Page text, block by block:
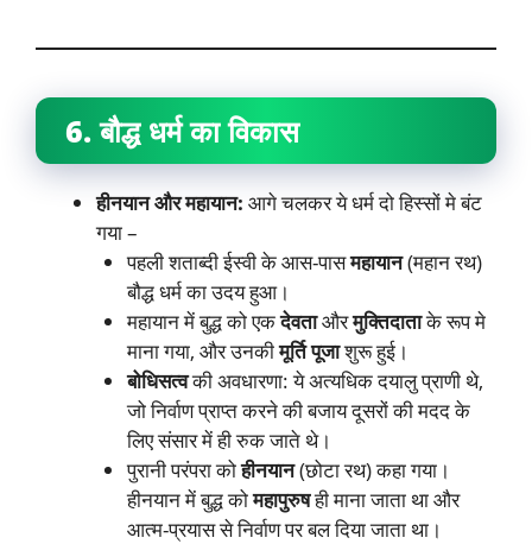
6. बौद्ध धर्म का विकास
हीनयान और महायान: आगे चलकर ये धर्म दो हिस्सों मे बंट
गया –
पहली शताब्दी ईस्वी के आस-पासमहायान(महान रथ)
बौद्ध धर्म का उदय हुआ।
महायान में बुद्ध को एकदेवताऔरमुक्तिदाताके रूप मे
माना गया, और उनकीमूर्ति पूजाशुरू हुई।
बोधिसत्वकी अवधारणा: ये अत्यधिक दयालु प्राणी थे,
जो निर्वाण प्राप्त करने की बजाय दूसरों की मदद के
लिए संसार में ही रुक जाते थे।
पुरानी परंपरा कोहीनयान(छोटा रथ) कहा गया।
हीनयान में बुद्ध कोमहापुरुषही माना जाता था और
आत्म-प्रयास से निर्वाण पर बल दिया जाता था।